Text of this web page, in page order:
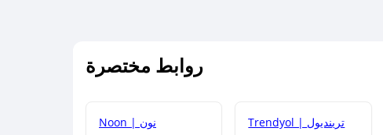
روابط مختصرة
Noon | نون Trendyol | ترينديول